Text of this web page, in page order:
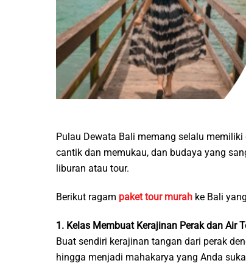
Pulau Dewata Bali memang selalu
cantik dan memukau, dan budaya yang
liburan atau tour.
Berikut ragam paket tour murah ke Bali
1. Kelas Membuat Kerajinan Perak dan Air
Buat sendiri kerajinan tangan dari perak
hingga menjadi mahakarya yang Anda